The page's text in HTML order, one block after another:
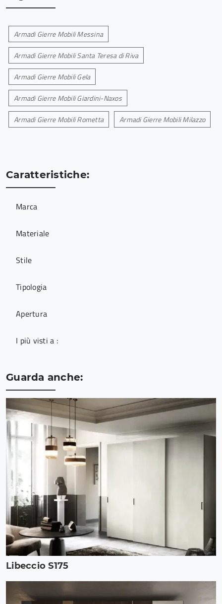
Armadi Gierre Mobili Messina
Armadi Gierre Mobili Santa Teresa di Riva
Armadi Gierre Mobili Gela
Armadi Gierre Mobili Giardini-Naxos
Armadi Gierre Mobili Rometta Armadi Gierre Mobili Milazzo
Caratteristiche:
Marca
Materiale
Stile
Tipologia
Apertura
I più visti a :
Guarda anche:
Libeccio S175